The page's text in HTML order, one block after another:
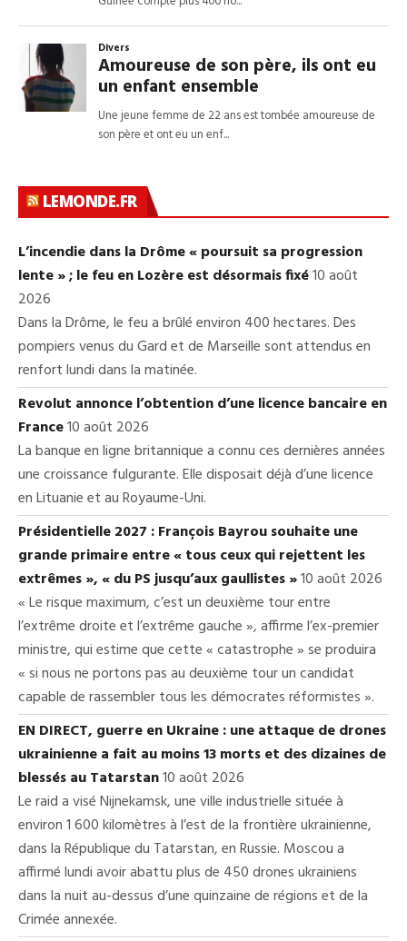
LEMONDE.FR
L’incendie dans la Drôme « poursuit sa progression
lente » ; le feu en Lozère est désormais fixé10 août
2026
Dans la Drôme, le feu a brûlé environ 400 hectares. Des
pompiers venus du Gard et de Marseille sont attendus en
renfort lundi dans la matinée.
Revolut annonce l’obtention d’une licence bancaire en
France10 août 2026
La banque en ligne britannique a connu ces dernières années
une croissance fulgurante. Elle disposait déjà d’une licence
en Lituanie et au Royaume-Uni.
Présidentielle 2027 : François Bayrou souhaite une
grande primaire entre « tous ceux qui rejettent les
extrêmes », « du PS jusqu’aux gaullistes »10 août 2026
« Le risque maximum, c’est un deuxième tour entre
l’extrême droite et l’extrême gauche », affirme l’ex-premier
ministre, qui estime que cette « catastrophe » se produira
« si nous ne portons pas au deuxième tour un candidat
capable de rassembler tous les démocrates réformistes ».
EN DIRECT, guerre en Ukraine : une attaque de drones
ukrainienne a fait au moins 13 morts et des dizaines de
blessés au Tatarstan10 août 2026
Le raid a visé Nijnekamsk, une ville industrielle située à
environ 1 600 kilomètres à l’est de la frontière ukrainienne,
dans la République du Tatarstan, en Russie. Moscou a
affirmé lundi avoir abattu plus de 450 drones ukrainiens
dans la nuit au-dessus d’une quinzaine de régions et de la
Crimée annexée.